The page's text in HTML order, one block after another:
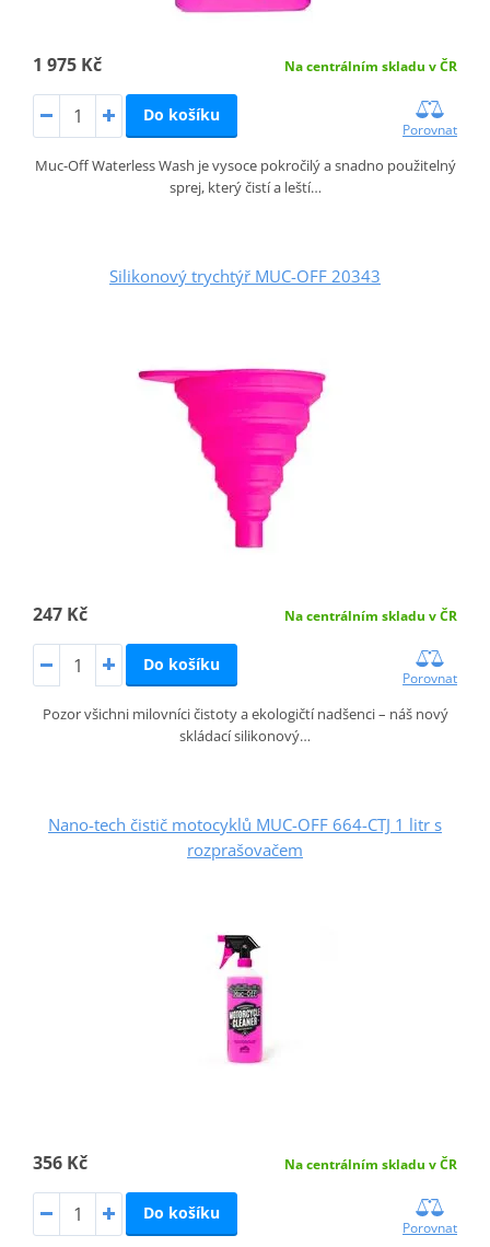
1 975 Kč Na centrálním skladu v ČR
Do košíku
Porovnat
Muc-Off Waterless Wash je vysoce pokročilý a snadno použitelný
sprej, který čistí a leští…
Silikonový trychtýř MUC-OFF 20343
247 Kč Na centrálním skladu v ČR
Do košíku
Porovnat
Pozor všichni milovníci čistoty a ekologičtí nadšenci – náš nový
skládací silikonový…
Nano-tech čistič motocyklů MUC-OFF 664-CTJ 1 litr s
rozprašovačem
356 Kč Na centrálním skladu v ČR
Do košíku
Porovnat